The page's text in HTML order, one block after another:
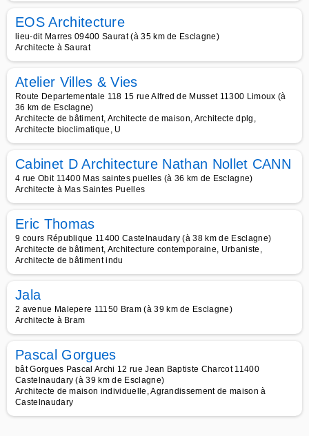
EOS Architecture
lieu-dit Marres 09400 Saurat (à 35 km de Esclagne)
Architecte à Saurat
Atelier Villes & Vies
Route Departementale 118 15 rue Alfred de Musset 11300 Limoux (à
36 km de Esclagne)
Architecte de bâtiment, Architecte de maison, Architecte dplg,
Architecte bioclimatique, U
Cabinet D Architecture Nathan Nollet CANN
4 rue Obit 11400 Mas saintes puelles (à 36 km de Esclagne)
Architecte à Mas Saintes Puelles
Eric Thomas
9 cours République 11400 Castelnaudary (à 38 km de Esclagne)
Architecte de bâtiment, Architecture contemporaine, Urbaniste,
Architecte de bâtiment indu
Jala
2 avenue Malepere 11150 Bram (à 39 km de Esclagne)
Architecte à Bram
Pascal Gorgues
bât Gorgues Pascal Archi 12 rue Jean Baptiste Charcot 11400
Castelnaudary (à 39 km de Esclagne)
Architecte de maison individuelle, Agrandissement de maison à
Castelnaudary